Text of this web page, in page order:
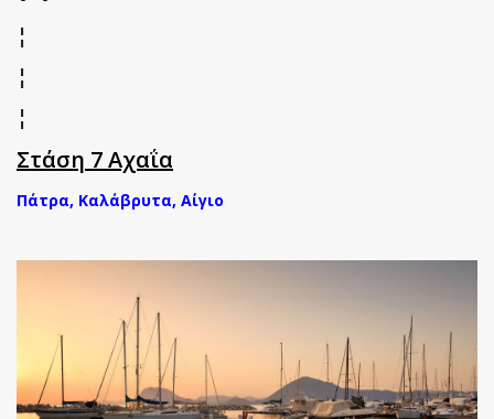
¦
¦
¦
Στάση 7 Αχαΐα
Πάτρα, Καλάβρυτα, Αίγιο